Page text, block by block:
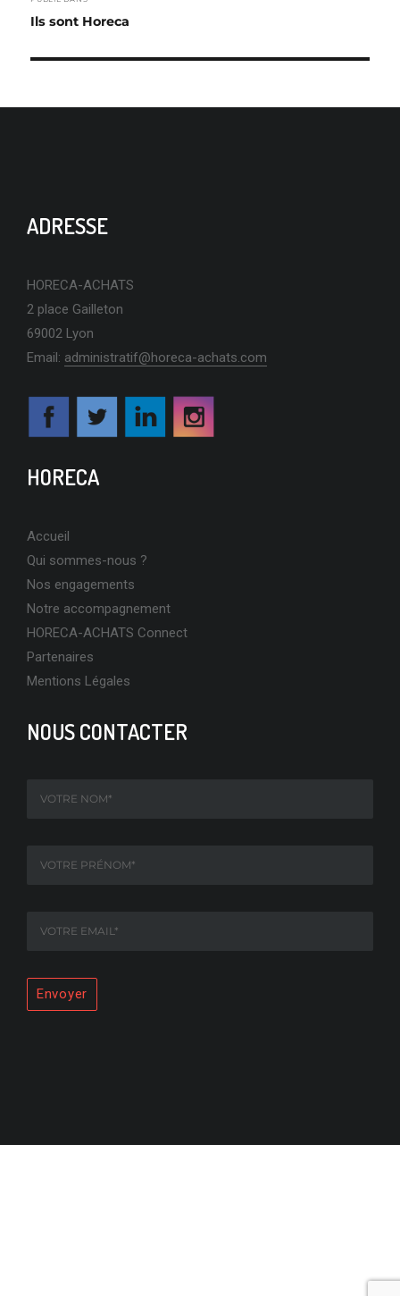
DE
Ils sont Horeca
ADRESSE
HORECA-ACHATS
2 place Gailleton
69002 Lyon
Email: administratif@horeca-achats.com
HORECA
Accueil
Qui sommes-nous ?
Nos engagements
Notre accompagnement
HORECA-ACHATS Connect
Partenaires
Mentions Légales
NOUS CONTACTER